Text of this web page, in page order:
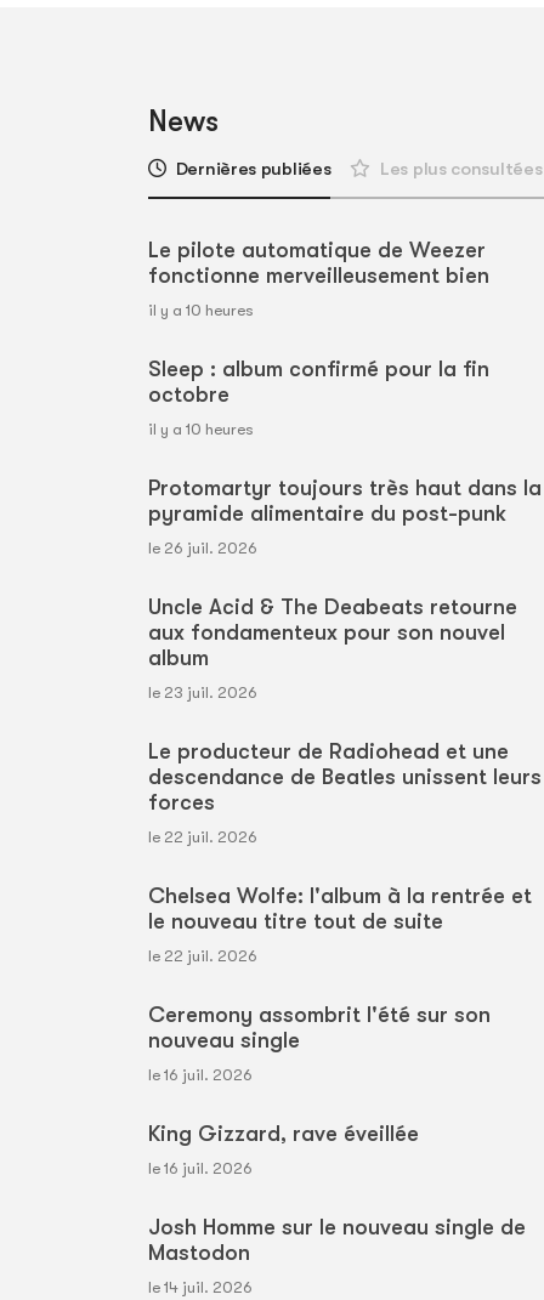
News
Dernières publiées Les plus consultées
Le pilote automatique de Weezer
fonctionne merveilleusement bien
il y a 10 heures
Sleep : album confirmé pour la fin
octobre
il y a 10 heures
Protomartyr toujours très haut dans la
pyramide alimentaire du post-punk
le 26 juil. 2026
Uncle Acid & The Deabeats retourne
aux fondamenteux pour son nouvel
album
le 23 juil. 2026
Le producteur de Radiohead et une
descendance de Beatles unissent leurs
forces
le 22 juil. 2026
Chelsea Wolfe: l'album à la rentrée et
le nouveau titre tout de suite
le 22 juil. 2026
Ceremony assombrit l'été sur son
nouveau single
le 16 juil. 2026
King Gizzard, rave éveillée
le 16 juil. 2026
Josh Homme sur le nouveau single de
Mastodon
le 14 juil. 2026